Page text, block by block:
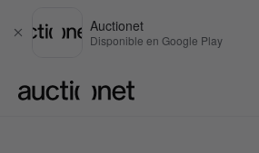
Cerrar
Auctionet
Disponible en Google Play